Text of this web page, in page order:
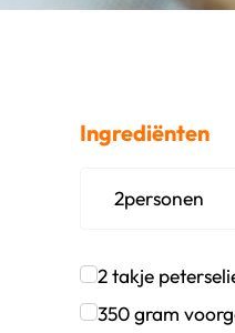
Ingrediënten
2personen
2takje
Klik om dit
350gram